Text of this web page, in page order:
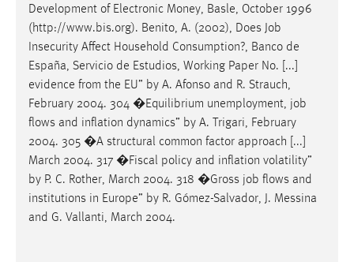
Development of Electronic Money, Basle, October 1996
(http://www.bis.org). Benito, A. (2002), Does Job
Insecurity Affect Household Consumption?, Banco de
España, Servicio de Estudios, Working Paper No. [...]
evidence from the EU” by A. Afonso and R. Strauch,
February 2004. 304 �Equilibrium unemployment, job
flows and inflation dynamics” by A. Trigari, February
2004. 305 �A structural common factor approach [...]
March 2004. 317 �Fiscal policy and inflation volatility”
by P. C. Rother, March 2004. 318 �Gross job flows and
institutions in Europe” by R. Gómez-Salvador, J. Messina
and G. Vallanti, March 2004.
Name:
Zweck:
Für performante Seitenauslieferung wird in diesem Cookie
gespeichert, ob man eingeloggt ist.
Sprachpräferenz
Name:
site-language-preference
Zweck: